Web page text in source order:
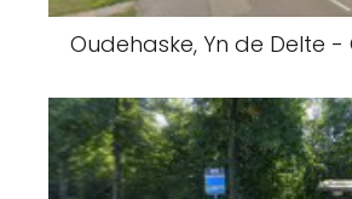
Oudehaske, Yn de Delte -